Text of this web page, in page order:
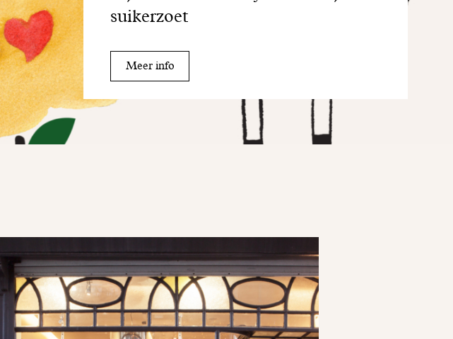
suikerzoet
Meer info